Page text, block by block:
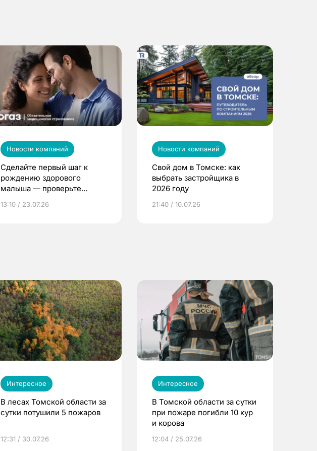
Новости компаний
Сделайте первый шаг к
рождению здорового
малыша — проверьте
по ОМС!
13:10 / 23.07.26
Новости компаний
Свой дом в Томске: как
выбрать застройщика в
2026 году
21:40 / 10.07.26
Интересное
В лесах Томской области за
сутки потушили 5 пожаров
12:31 / 30.07.26
Интересное
В Томской области за сутки
при пожаре погибли 10 кур
и корова
12:04 / 25.07.26